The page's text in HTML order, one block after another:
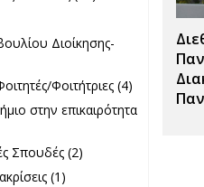
Μεταπτυχιακές
Διοίκησης-
Διοίκησης-
Πρύτανη filter
Φοιτητές/
Φοιτήτριες (4)
Αλλοδαποί
Φοιτητές/
στην
στην επικαιρότητα
Σπουδές filter
Σπουδές (2)
Διακρίσεις filter
(1)